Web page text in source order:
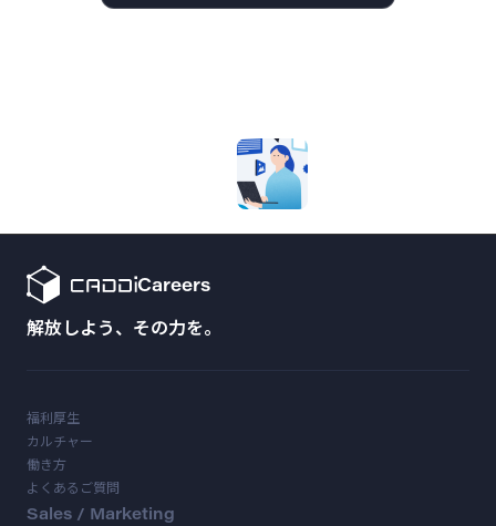
Careers
解放しよう、その力を。
福利厚生
カルチャー
働き方
よくあるご質問
Sales / Marketing